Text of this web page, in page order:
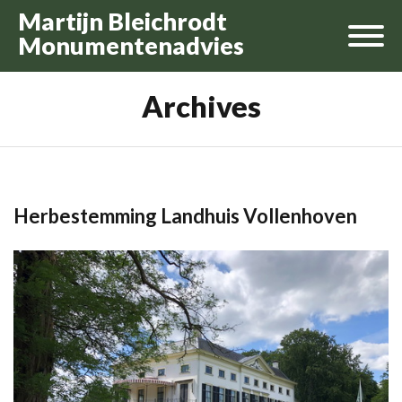
Martijn Bleichrodt
Monumentenadvies
Archives
Herbestemming Landhuis Vollenhoven